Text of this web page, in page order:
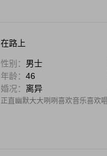
在路上
性别： 男士
年龄： 46
婚况： 离异
正直幽默大大咧咧喜欢音乐喜欢